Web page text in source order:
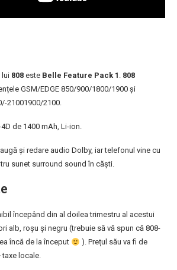
lui 808 este Belle Feature Pack 1 . 808
GSM/EDGE 850/900/1800/1900 și
21001900/2100.
de 1400 mAh, Li-ion.
și redare audio Dolby, iar telefonul vine cu
sunet surround sound în căști.
începând din al doilea trimestru al acestui
alb, roșu și negru (trebuie să vă spun că 808-
încă de la început
). Prețul său va fi de
taxe locale.